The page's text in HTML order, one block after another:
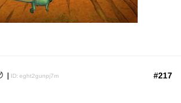
ID: eght2gunpj7m #217